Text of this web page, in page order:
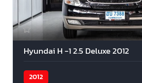
Hyundai H -1 2.5 Deluxe 2012
2012